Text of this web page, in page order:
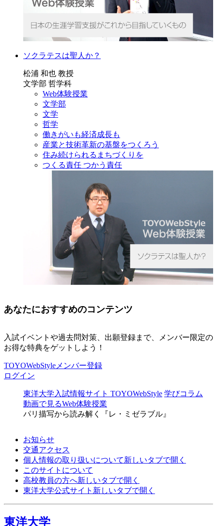
ソクラテスは聖人か？
松浦 和也 教授
文学部 哲学科
Web体験授業
文学部
文学
哲学
働きがいも経済成長も
産業と技術革新の基盤をつくろう
住み続けられるまちづくりを
つくる責任 つかう責任
あなたにおすすめのコンテンツ
入試イベントや過去問対策、出願登録まで、メンバー限定の
お得な特典をゲットしよう！
TOYOWebStyleメンバー登録
ログイン
東洋大学入試情報サイト TOYOWebStyle 学びコラム
動画で見るWeb体験授業
パリ描写から読み解く『レ・ミゼラブル』
お知らせ
交通アクセス
個人情報の取り扱いについて新しいタブで開く
このサイトについて
高校教員の方へ新しいタブで開く
東洋大学公式サイト 新しいタブで開く
東洋大学